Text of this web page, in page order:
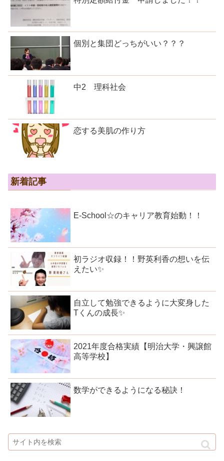
個別と集団どっちがいい？？？
中2 理科社会
恋する美肌の作り方
新着記事
E-School☆のキャリア教育始動！！
初ラジオ収録！！野英利香の想いを伝
えたい✨
自立して勉強できるように大変身した
Tくんの成長✨
2021年度合格実績【明治大学・興譲館
高等学校】
数学ができるようになる秘訣！